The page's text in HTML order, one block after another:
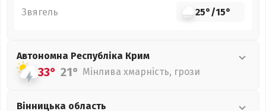
Звягель 25°/15°
Автономна Республіка Крим
33° 21° Мінлива хмарність, грози
Вінницька область